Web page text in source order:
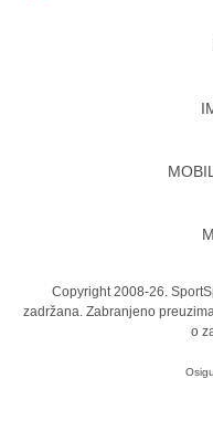
Copyright 2008-26.
zadržana. Zabranjeno
o